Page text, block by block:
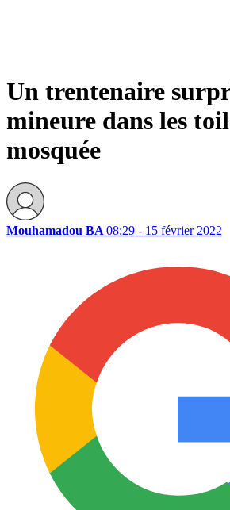
Un trentenaire
mineure dans les
mosquée
Mouhamadou BA 08:29 - 15 février 2022